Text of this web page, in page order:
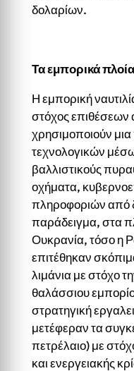
δολαρίων.
Τα εμπορικά
Η εμπορική
στόχος
χρησιμοποιούν
τεχνολογικών
βαλλιστικούς
οχήματα,
πληροφοριών από
παράδειγμα, στα
Ουκρανία, τόσο η
επιτέθηκαν
λιμάνια με στόχο
θαλάσσιου
στρατηγική
μετέφεραν τα
πετρέλαιο) με
και ενεργειακής